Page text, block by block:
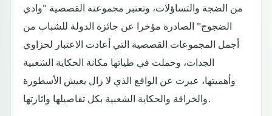
من الضجة والتساؤلات، وتعتبر مجموعته القصصية "وادي
الضجوج" الصادرة مؤخرا عن جائزة الدولة للشباب من
أجمل المجموعات القصصية التي أعادت الاعتبار لحزاوي
الجدات، وحملت في طياتها مكانة الحكاية الشعبية
وأهميتها، عبرت عن الواقع الذي لا زال يعيش الأسطورة
والخرافة والحكاية الشعبية بكل تفاصيلها واثارتها.